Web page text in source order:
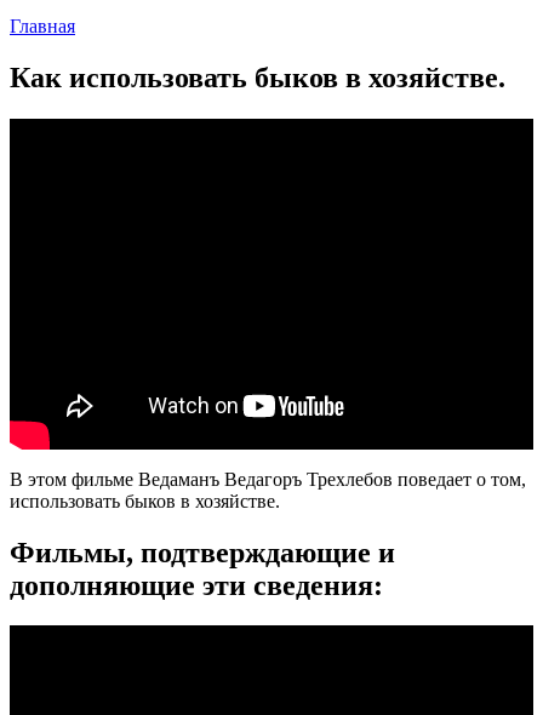
Главная
Как использовать быков в хозяйстве.
В этом фильме Ведаманъ Ведагоръ Треxлебов поведает о том,
использовать быков в хозяйстве.
Фильмы, подтверждающие и
дополняющие эти сведения: